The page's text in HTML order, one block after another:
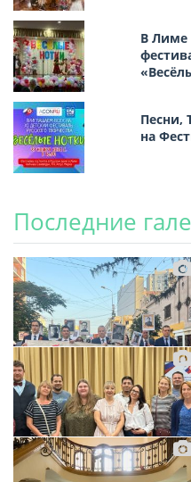
В Лиме
Песни,
на
Последние